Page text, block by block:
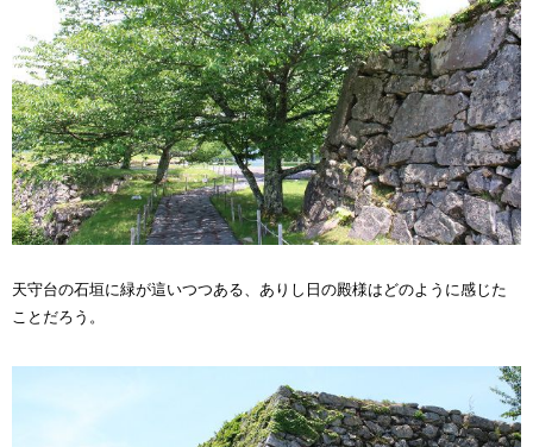
天守台の石垣に緑が這いつつある、ありし日の殿様はどのように感じた
ことだろう。